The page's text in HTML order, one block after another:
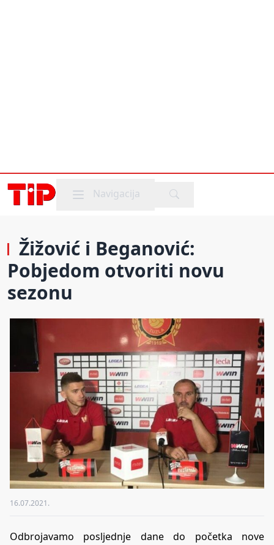
Mobile menu
Navigacija
Žižović i Beganović:
Pobjedom otvoriti novu
sezonu
16.07.2021.
Odbrojavamo posljednje dane do početka nove